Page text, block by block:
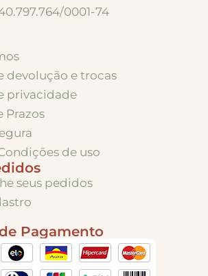
0001-74
devolução e trocas
privacidade
Prazos
de uso
seus pedidos
Pagamento